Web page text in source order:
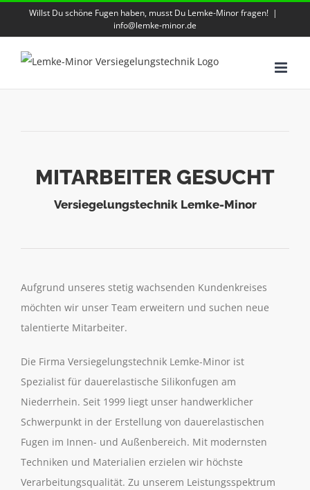
springen
Willst Du schöne Fugen haben, musst Du Lemke-Minor fragen! |
info@lemke-minor.de
MITARBEITER GESUCHT
Versiegelungstechnik Lemke-Minor
Aufgrund unseres stetig wachsenden Kundenkreises
möchten wir unser Team erweitern und suchen neue
talentierte Mitarbeiter.
Die Firma Versiegelungstechnik Lemke-Minor ist
Spezialist für dauerelastische Silikonfugen am
Niederrhein. Seit 1999 liegt unser handwerklicher
Schwerpunkt in der Erstellung von dauerelastischen
Fugen im Innen- und Außenbereich. Mit modernsten
Techniken und Materialien erzielen wir höchste
Verarbeitungsqualität. Zu unserem Leistungsspektrum